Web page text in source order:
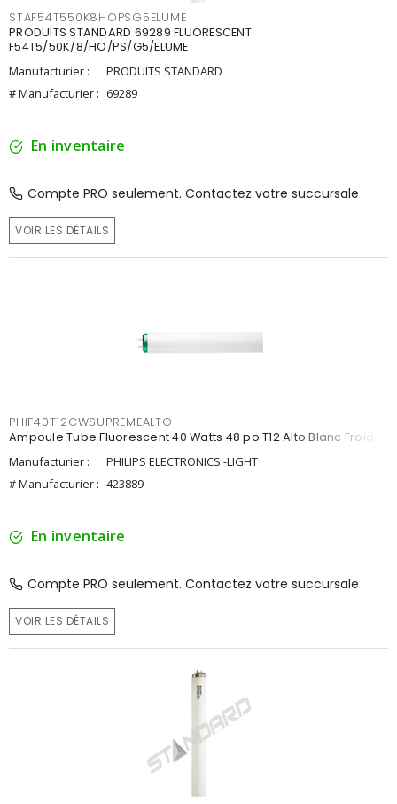
STAF54T550K8HOPSG5ELUME
PRODUITS STANDARD 69289 FLUORESCENT
F54T5/50K/8/HO/PS/G5/ELUME
Manufacturier :
PRODUITS STANDARD
# Manufacturier : 69289
En inventaire
Compte PRO seulement. Contactez votre succursale
VOIR LES DÉTAILS
PHIF40T12CWSUPREMEALTO
Ampoule Tube Fluorescent 40 Watts 48 po T12 Alto Blanc Froid
Manufacturier :
PHILIPS ELECTRONICS -LIGHT
# Manufacturier : 423889
En inventaire
Compte PRO seulement. Contactez votre succursale
VOIR LES DÉTAILS